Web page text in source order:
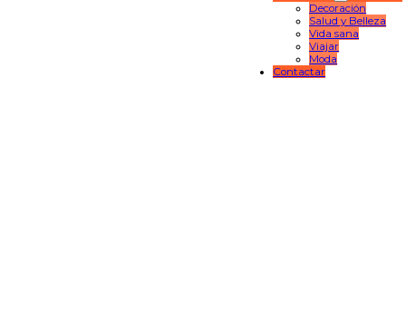
Decoración
Salud y Belleza
Vida sana
Viajar
Moda
Contactar